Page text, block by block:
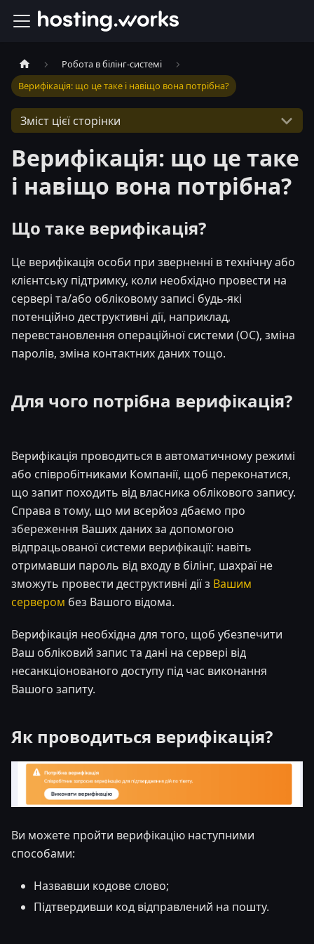
Робота в білінг-системі
Верифікація: що це таке і навіщо вона потрібна?
Зміст цієї сторінки
Верифікація: що це таке
і навіщо вона потрібна?
Що таке верифікація?
Це верифікація особи при зверненні в технічну або
клієнтську підтримку, коли необхідно провести на
сервері та/або обліковому записі будь-які
потенційно деструктивні дії, наприклад,
перевстановлення операційної системи (ОС), зміна
паролів, зміна контактних даних тощо.
Для чого потрібна верифікація?
Верифікація проводиться в автоматичному режимі
або співробітниками Компанії, щоб переконатися,
що запит походить від власника облікового запису.
Справа в тому, що ми всерйоз дбаємо про
збереження Ваших даних за допомогою
відпрацьованої системи верифікації: навіть
отримавши пароль від входу в білінг, шахраї не
зможуть провести деструктивні дії з Вашим
сервером без Вашого відома.
Верифікація необхідна для того, щоб убезпечити
Ваш обліковий запис та дані на сервері від
несанкціонованого доступу під час виконання
Вашого запиту.
Як проводиться верифікація?
Ви можете пройти верифікацію наступними
способами:
Назвавши кодове слово;
Підтвердивши код відправлений на пошту.